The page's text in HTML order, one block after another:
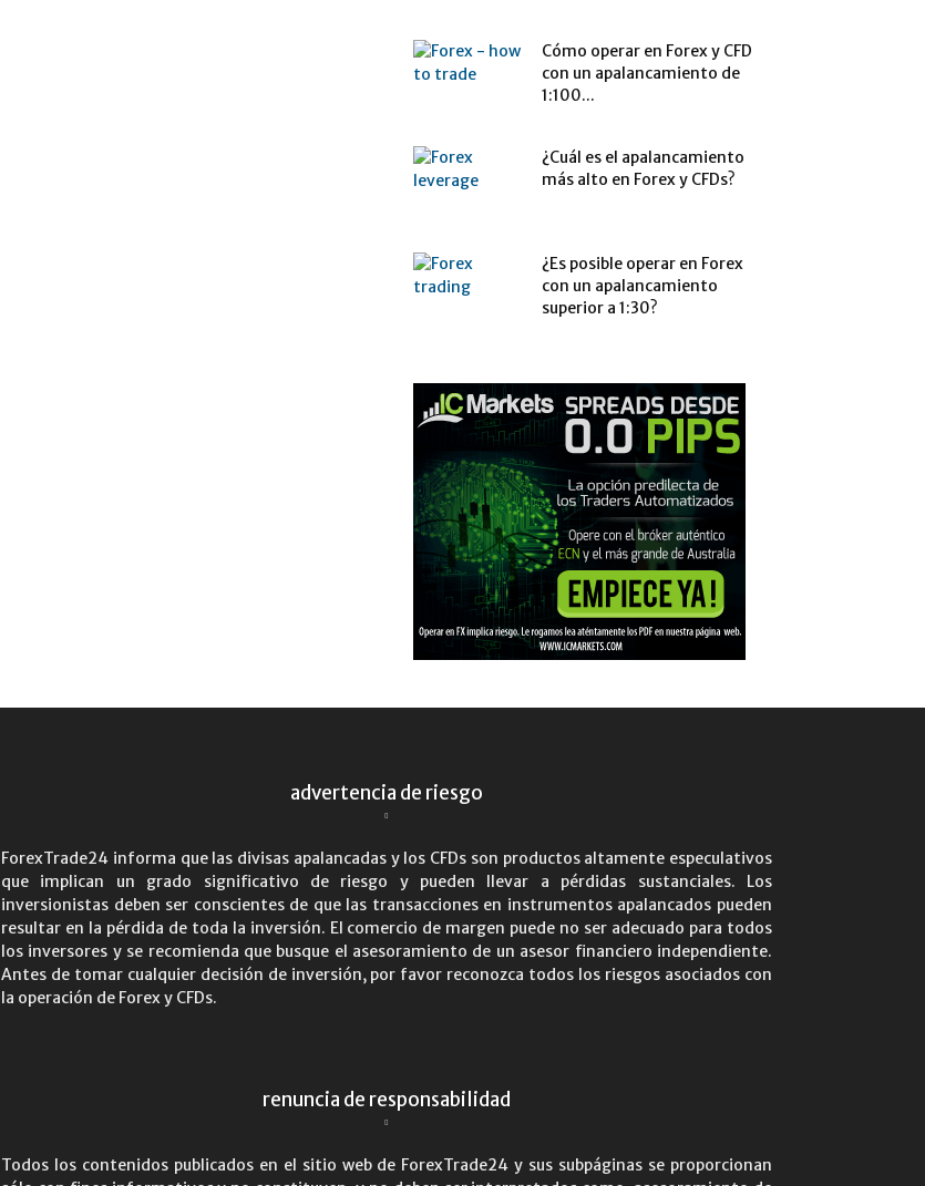
Cómo operar en Forex y CFD
con un apalancamiento de
1:100...
¿Cuál es el apalancamiento
más alto en Forex y CFDs?
¿Es posible operar en Forex
con un apalancamiento
superior a 1:30?
advertencia de riesgo
ForexTrade24 informa que las divisas apalancadas y los CFDs son productos altamente especulativos
que implican un grado significativo de riesgo y pueden llevar a pérdidas sustanciales. Los
inversionistas deben ser conscientes de que las transacciones en instrumentos apalancados pueden
resultar en la pérdida de toda la inversión. El comercio de margen puede no ser adecuado para todos
los inversores y se recomienda que busque el asesoramiento de un asesor financiero independiente.
Antes de tomar cualquier decisión de inversión, por favor reconozca todos los riesgos asociados con
la operación de Forex y CFDs.
renuncia de responsabilidad
Todos los contenidos publicados en el sitio web de ForexTrade24 y sus subpáginas se proporcionan